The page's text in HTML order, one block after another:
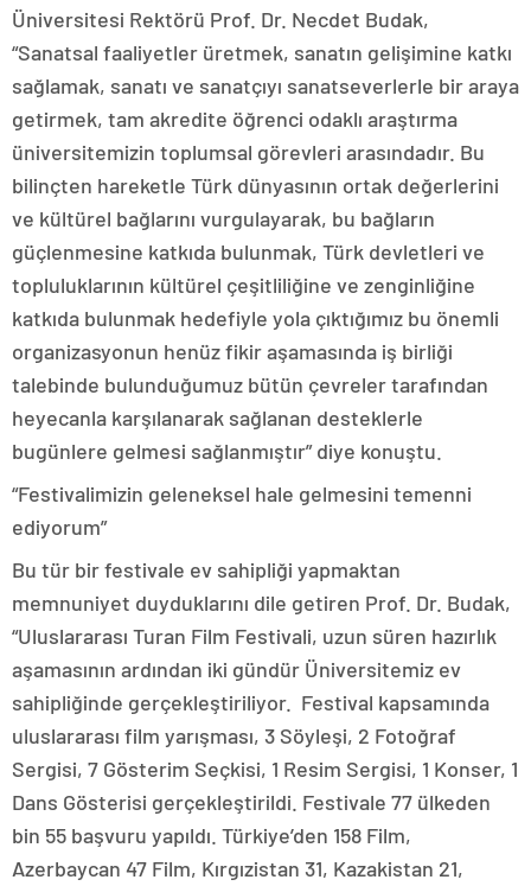
Üniversitesi Rektörü Prof. Dr. Necdet Budak,
“Sanatsal faaliyetler üretmek, sanatın gelişimine katkı
sağlamak, sanatı ve sanatçıyı sanatseverlerle bir araya
getirmek, tam akredite öğrenci odaklı araştırma
üniversitemizin toplumsal görevleri arasındadır. Bu
bilinçten hareketle Türk dünyasının ortak değerlerini
ve kültürel bağlarını vurgulayarak, bu bağların
güçlenmesine katkıda bulunmak, Türk devletleri ve
topluluklarının kültürel çeşitliliğine ve zenginliğine
katkıda bulunmak hedefiyle yola çıktığımız bu önemli
organizasyonun henüz fikir aşamasında iş birliği
talebinde bulunduğumuz bütün çevreler tarafından
heyecanla karşılanarak sağlanan desteklerle
bugünlere gelmesi sağlanmıştır” diye konuştu.
“Festivalimizin geleneksel hale gelmesini temenni
ediyorum”
Bu tür bir festivale ev sahipliği yapmaktan
memnuniyet duyduklarını dile getiren Prof. Dr. Budak,
“Uluslararası Turan Film Festivali, uzun süren hazırlık
aşamasının ardından iki gündür Üniversitemiz ev
sahipliğinde gerçekleştiriliyor. Festival kapsamında
uluslararası film yarışması, 3 Söyleşi, 2 Fotoğraf
Sergisi, 7 Gösterim Seçkisi, 1 Resim Sergisi, 1 Konser, 1
Dans Gösterisi gerçekleştirildi. Festivale 77 ülkeden
bin 55 başvuru yapıldı. Türkiye’den 158 Film,
Azerbaycan 47 Film, Kırgızistan 31, Kazakistan 21,